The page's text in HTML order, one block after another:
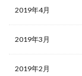
2019年4月
2019年3月
2019年2月